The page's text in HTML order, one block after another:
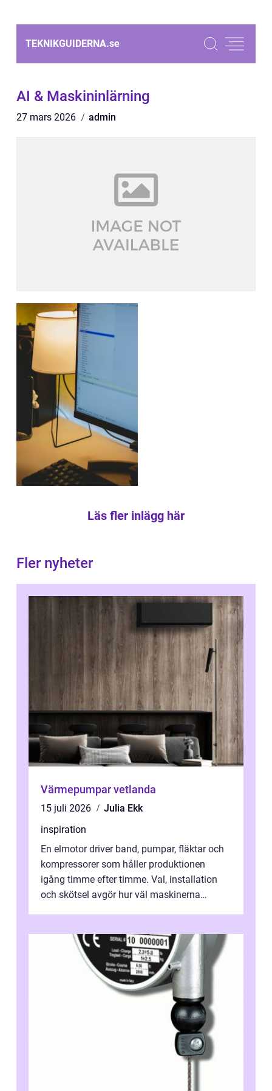
TEKNIKGUIDERNA.se
AI & Maskininlärning
27 mars 2026 admin
Läs fler inlägg här
Fler nyheter
Värmepumpar vetlanda
15 juli 2026
Julia Ekk
inspiration
En elmotor driver band, pumpar, fläktar och
kompressorer som håller produktionen
igång timme efter timme. Val, installation
och skötsel avgör hur väl maskinerna